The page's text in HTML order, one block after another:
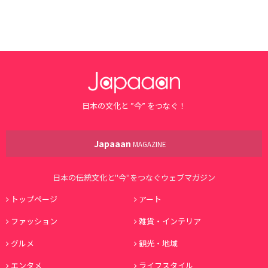
日本の文化と ”今” をつなぐ！
Japaaan MAGAZINE
日本の伝統文化と"今"をつなぐウェブマガジン
トップページ
アート
ファッション
雑貨・インテリア
グルメ
観光・地域
エンタメ
ライフスタイル